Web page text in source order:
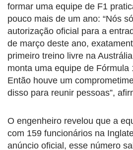
formar uma equipe de F1
pouco mais de um ano: “Nós
autorização oficial para a
de março deste ano,
primeiro treino livre na
monta uma equipe de Fórmula
Então houve um
disso para reunir pessoas”,
O engenheiro revelou que a
com 159 funcionários na
anúncio oficial, esse número